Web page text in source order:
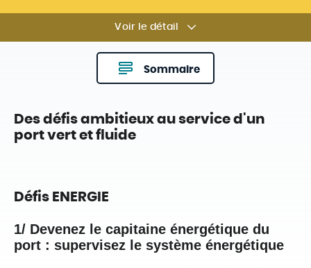
Voir le détail
Sommaire
Des défis ambitieux au service d'un
port vert et fluide
Défis ENERGIE
1/ Devenez le capitaine énergétique du
port : supervisez le système énergétique